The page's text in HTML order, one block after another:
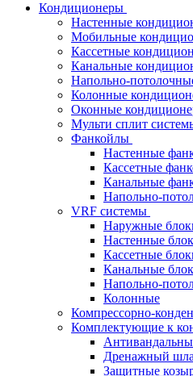
Кондиционеры
Настенные
Мобильные
Кассетные
Канальные
Напольно-
Колонные
Оконные
Мульти сплит
Фанкойлы
Настенные
Кассетные
Канальные
Напольно-
VRF системы
Наружные
Настенные
Кассетные
Канальные
Напольно-
Колонные
Компрессорно-
Комплектующие к
Дренажный
Защитные